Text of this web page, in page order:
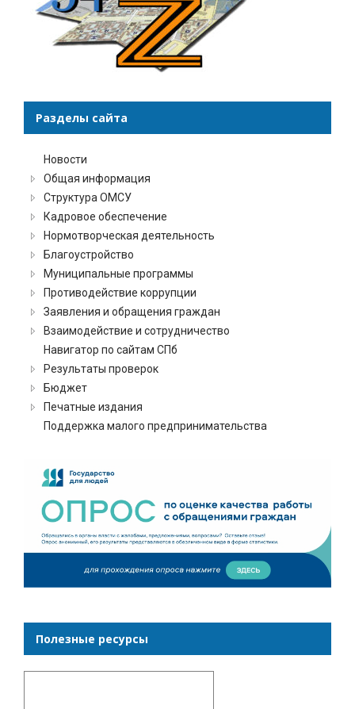
Разделы сайта
Новости
Общая информация
Структура ОМСУ
Кадровое обеспечение
Нормотворческая деятельность
Благоустройство
Муниципальные программы
Противодействие коррупции
Заявления и обращения граждан
Взаимодействие и сотрудничество
Навигатор по сайтам СПб
Результаты проверок
Бюджет
Печатные издания
Поддержка малого предпринимательства
Полезные ресурсы